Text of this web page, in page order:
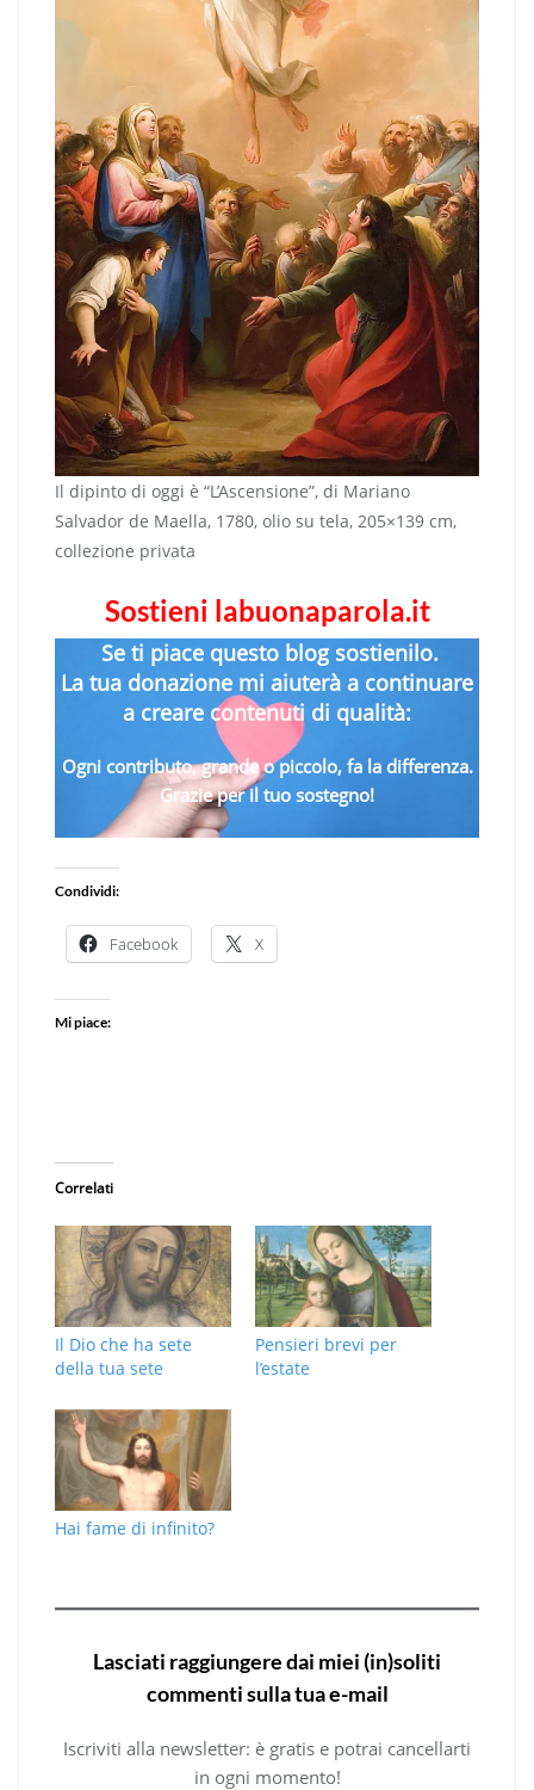
Il dipinto di oggi è “L’Ascensione”, di Mariano
Salvador de Maella, 1780, olio su tela, 205×139 cm,
collezione privata
Sostieni labuonaparola.it
Se ti piace questo blog sostienilo.
La tua donazione mi aiuterà a continuare
a creare contenuti di qualità:
Ogni contributo, grande o piccolo, fa la differenza.
Grazie per il tuo sostegno!
Condividi:
Facebook X
Mi piace:
Correlati
Il Dio che ha sete
della tua sete
Pensieri brevi per
l’estate
Hai fame di infinito?
Lasciati raggiungere dai miei (in)soliti
commenti sulla tua e-mail
Iscriviti alla newsletter: è gratis e potrai cancellarti
in ogni momento!